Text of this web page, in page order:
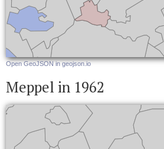
Open GeoJSON in geojson.io
Meppel in 1962